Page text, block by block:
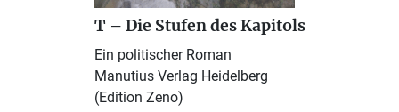
T – Die Stufen des Kapitols
Ein politischer Roman
Manutius Verlag Heidelberg
(Edition Zeno)